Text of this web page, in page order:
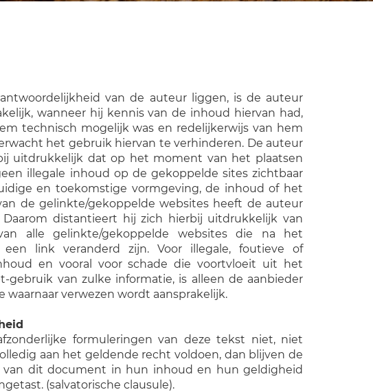
van de auteur liggen, is de auteur
wanneer hij kennis van de inhoud hiervan had,
technisch mogelijk was en redelijkerwijs van hem
het gebruik hiervan te verhinderen. De auteur
uitdrukkelijk dat op het moment van het plaatsen
illegale inhoud op de gekoppelde sites zichtbaar
en toekomstige vormgeving, de inhoud of het
de gelinkte/gekoppelde websites heeft de auteur
Daarom distantieert hij zich hierbij uitdrukkelijk van
alle gelinkte/gekoppelde websites die na het
een link veranderd zijn. Voor illegale, foutieve of
en vooral voor schade die voortvloeit uit het
gebruik van zulke informatie, is alleen de aanbieder
waarnaar verwezen wordt aansprakelijk.
formuleringen van deze tekst niet, niet
aan het geldende recht voldoen, dan blijven de
van dit document in hun inhoud en hun geldigheid
(salvatorische clausule).